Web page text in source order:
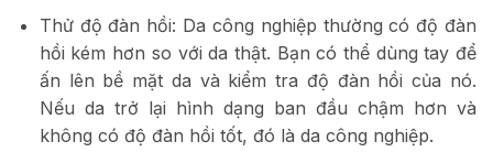
Thử độ đàn hồi: Da công nghiệp thường có độ đàn
hồi kém hơn so với da thật. Bạn có thể dùng tay để
ấn lên bề mặt da và kiểm tra độ đàn hồi của nó.
Nếu da trở lại hình dạng ban đầu chậm hơn và
không có độ đàn hồi tốt, đó là da công nghiệp.